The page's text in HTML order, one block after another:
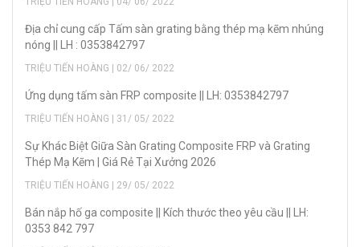
Địa chỉ cung cấp Tấm sàn grating bằng thép mạ kẽm nhúng
nóng || LH : 0353842797
TRIỆU TIẾN HOÀNG | 02/ 06/ 2022
Ứng dụng tấm sàn FRP composite || LH: 0353842797
TRIỆU TIẾN HOÀNG | 31/ 05/ 2022
Sự Khác Biệt Giữa Sàn Grating Composite FRP và Grating
Thép Mạ Kẽm | Giá Rẻ Tại Xưởng 2026
TRIỆU TIẾN HOÀNG | 29/ 05/ 2022
Bán nắp hố ga composite || Kích thước theo yêu cầu || LH:
0353 842 797